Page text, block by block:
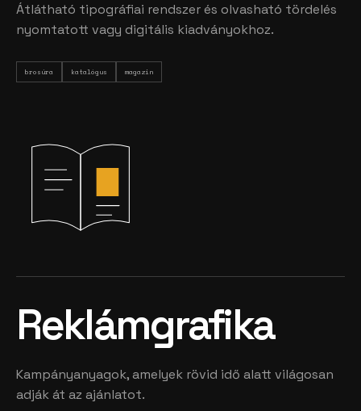
Átlátható tipográfiai rendszer és olvasható tördelés
nyomtatott vagy digitális kiadványokhoz.
brosúra katalógus magazin
Reklámgrafika
Kampányanyagok, amelyek rövid idő alatt világosan
adják át az ajánlatot.